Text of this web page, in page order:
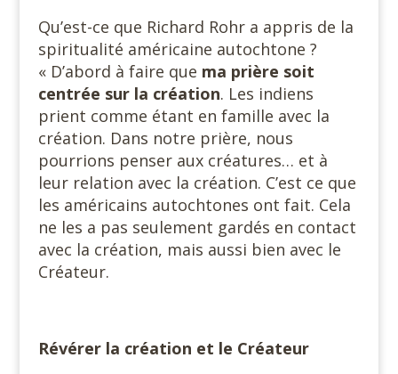
Qu’est-ce que Richard Rohr a appris de la
spiritualité américaine autochtone ?
« D’abord à faire que ma prière soit
centrée sur la création. Les indiens
prient comme étant en famille avec la
création. Dans notre prière, nous
pourrions penser aux créatures… et à
leur relation avec la création. C’est ce que
les américains autochtones ont fait. Cela
ne les a pas seulement gardés en contact
avec la création, mais aussi bien avec le
Créateur.
Révérer la création et le Créateur